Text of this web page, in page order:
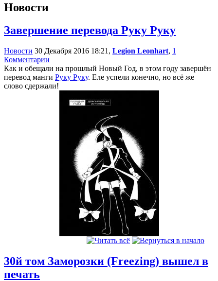
Новости
Завершение перевода Руку Руку
Новости 30 Декабря 2016 18:21, Legion Leonhart, 1
Комментарии
Как и обещали на прошлый Новый Год, в этом году завершён
перевод манги Руку Руку. Еле успели конечно, но всё же
слово сдержали!
30й том Заморозки (Freezing) вышел в
печать